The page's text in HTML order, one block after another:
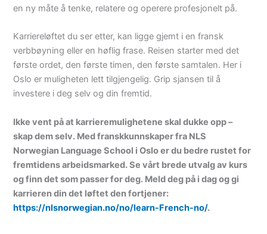
en ny måte å tenke, relatere og operere profesjonelt på.
Karriereløftet du ser etter, kan ligge gjemt i en fransk
verbbøyning eller en høflig frase. Reisen starter med det
første ordet, den første timen, den første samtalen. Her i
Oslo er muligheten lett tilgjengelig. Grip sjansen til å
investere i deg selv og din fremtid.
Ikke vent på at karrieremulighetene skal dukke opp –
skap dem selv. Med franskkunnskaper fra NLS
Norwegian Language School i Oslo er du bedre rustet for
fremtidens arbeidsmarked.Se vårt brede utvalg av kurs
og finn det som passer for deg. Meld deg på i dag og gi
karrieren din det løftet den fortjener:
https://nlsnorwegian.no/no/learn-French-no/.